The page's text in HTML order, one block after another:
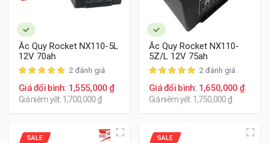
Ắc Quy Rocket NX110-5L
12V 70ah
2 đánh giá
Giá đổi bình: 1,555,000 ₫
Giá niêm yết: 1,700,000 ₫
Ắc Quy Rocket NX110-
5Z/L 12V 75ah
2 đánh giá
Giá đổi bình: 1,650,000 ₫
Giá niêm yết: 1,750,000 ₫
SALE
SALE